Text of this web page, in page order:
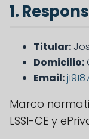
1.
Titular:
Domicilio:
Email:
Marco
LSSI-CE y